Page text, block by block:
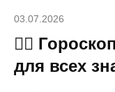
03.07.2026
🧙‍♀
для всех